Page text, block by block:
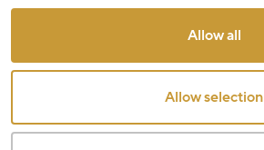
Allow all
Allow selection